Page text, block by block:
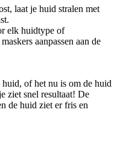
laat je huid stralen met
elk huidtype of
aanpassen aan de
huid, of het nu is om de huid
ziet snel resultaat! De
de huid ziet er fris en